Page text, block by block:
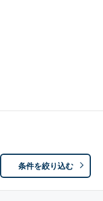
条件を絞り込む